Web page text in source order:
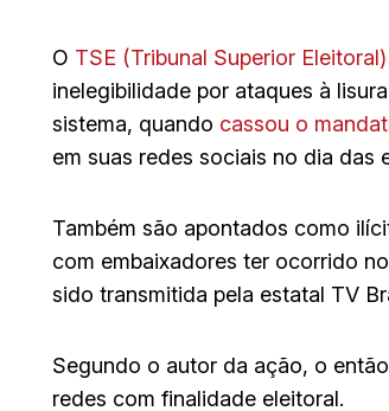
O TSE (Tribunal Superior Eleitoral)
inelegibilidade por ataques à
sistema, quando cassou o
em suas redes sociais no dia das
Também são apontados como
com embaixadores ter ocorrido
sido transmitida pela estatal TV
Segundo o autor da ação, o
redes com finalidade eleitoral.